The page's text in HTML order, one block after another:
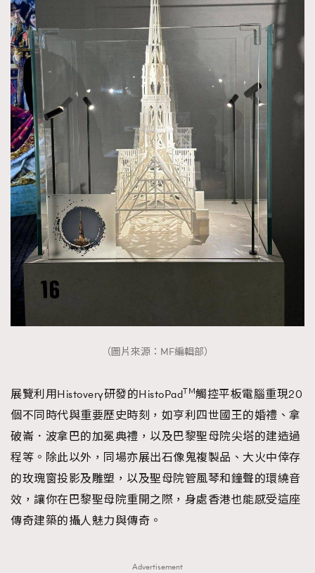
（圖片來源：MF編輯部）
展覽利用Histovery研發的HistoPadTM觸控平板電腦重現20
個不同時代與重要歷史時刻，如亨利四世國王的婚禮、拿
破崙．波拿巴的加冕典禮，以及巴黎聖母院尖塔的建造過
程等。除此以外，同場亦展出石像鬼複製品、大火中倖存
的玫瑰窗投影及雕塑，以及聖母院管風琴和鐘聲的環繞音
效，讓你在巴黎聖母院重開之際，身處香港也能感受這座
傳奇建築的攝人魅力與傳奇。
Advertisement